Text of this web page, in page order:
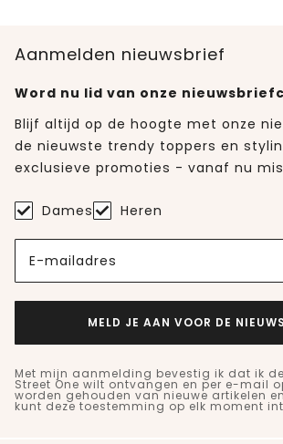
Aanmelden nieuwsbrief
Word nu lid van onze
Blijf altijd op de hoogte met onze
de nieuwste trendy toppers en
exclusieve promoties - vanaf nu
Dames Heren
E-mailadres
MELD JE AAN VOOR DE
Met mijn aanmelding bevestig ik dat ik
Street One wilt ontvangen en per e-mail
worden gehouden van nieuwe artikelen
kunt deze toestemming op elk moment